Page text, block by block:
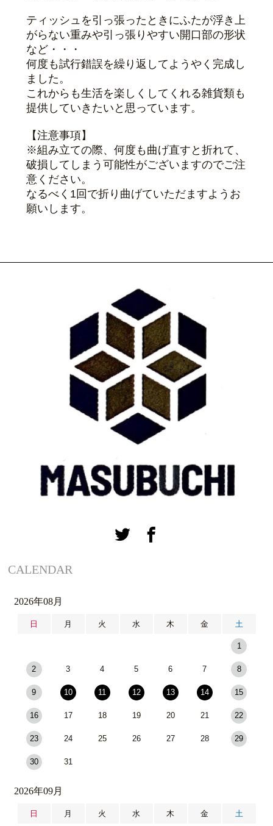
ティッシュを引っ張ったときにふたが浮き上
がらない重みや引っ張りやすい開口部の形状
など・・・
何度も試行錯誤を繰り返してようやく完成し
ました。
これからも生活を楽しくしてくれる雑貨類も
提供していきたいと思っています。
【注意事項】
※組み立ての際、何度も曲げ直すと折れて、
破損してしまう可能性がございますのでご注
意ください。
なるべく1回で折り曲げていただますようお
願いします。
CALENDAR
2026年08月
日 月 火 水 木 金 土
1
2 3 4 5 6 7 8
9 10 11 12 13 14 15
16 17 18 19 20 21 22
23 24 25 26 27 28 29
30 31
2026年09月
日 月 火 水 木 金 土